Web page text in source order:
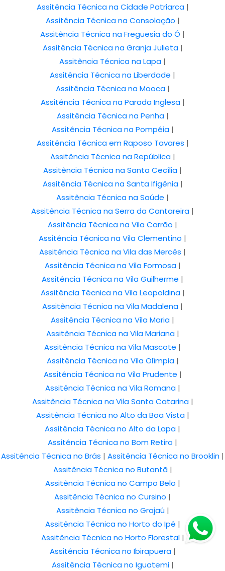
Assitência Técnica na Cidade Patriarca|
Assitência Técnica na Consolação |
Assitência Técnica na Freguesia do Ó |
Assitência Técnica na Granja Julieta|
Assitência Técnica na Lapa |
Assitência Técnica na Liberdade |
Assitência Técnica na Mooca|
Assitência Técnica na Parada Inglesa|
Assitência Técnica na Penha|
Assitência Técnica na Pompéia|
Assitência Técnica em Raposo Tavares |
Assitência Técnica na República|
Assitência Técnica na Santa Cecília |
Assitência Técnica na Santa Ifigênia|
Assitência Técnica na Saúde |
Assitência Técnica na Serra da Cantareira |
Assitência Técnica na Vila Carrão |
Assitência Técnica na Vila Clementino |
Assitência Técnica na Vila das Mercês |
Assitência Técnica na Vila Formosa|
Assitência Técnica na Vila Guilherme |
Assitência Técnica na Vila Leopoldina|
Assitência Técnica na Vila Madalena |
Assitência Técnica na Vila Maria |
Assitência Técnica na Vila Mariana|
Assitência Técnica na Vila Mascote |
Assitência Técnica na Vila Olímpia|
Assitência Técnica na Vila Prudente |
Assitência Técnica na Vila Romana|
Assitência Técnica na Vila Santa Catarina|
Assitência Técnica no Alto da Boa Vista|
Assitência Técnica no Alto da Lapa |
Assitência Técnica no Bom Retiro |
Assitência Técnica no Brás | Assitência Técnica no Brooklin |
Assitência Técnica no Butantã|
Assitência Técnica no Campo Belo |
Assitência Técnica no Cursino |
Assitência Técnica no Grajaú|
Assitência Técnica no Horto do Ipê |
Assitência Técnica no Horto Florestal|
Assitência Técnica no Ibirapuera|
Assitência Técnica no Iguatemi|